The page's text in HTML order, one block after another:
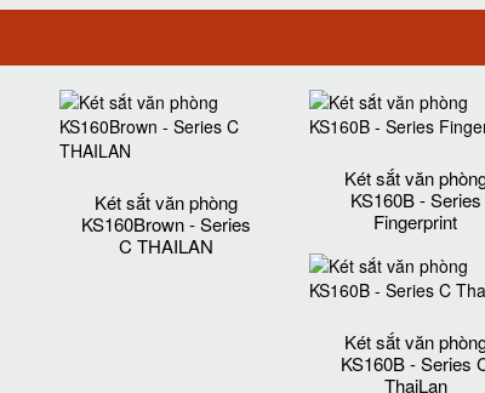
Két sắt văn phòng
KS160Brown - Series
C THAILAN
Két sắt văn
KS160B - Series
Fingerprint
Két sắt văn
KS160B - Series
ThaiLan